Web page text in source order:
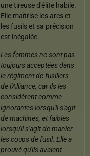
une tireuse d'élite habile.
Elle maîtrise les arcs et
les fusils et sa précision
est inégalée.
Les femmes ne sont pas
toujours acceptées dans
le régiment de fusiliers
de l'Alliance, car ils les
considèrent comme
ignorantes lorsqu'il s'agit
de machines, et faibles
lorsqu'il s'agit de manier
les coups de fusil. Elle a
prouvé qu'ils avaient